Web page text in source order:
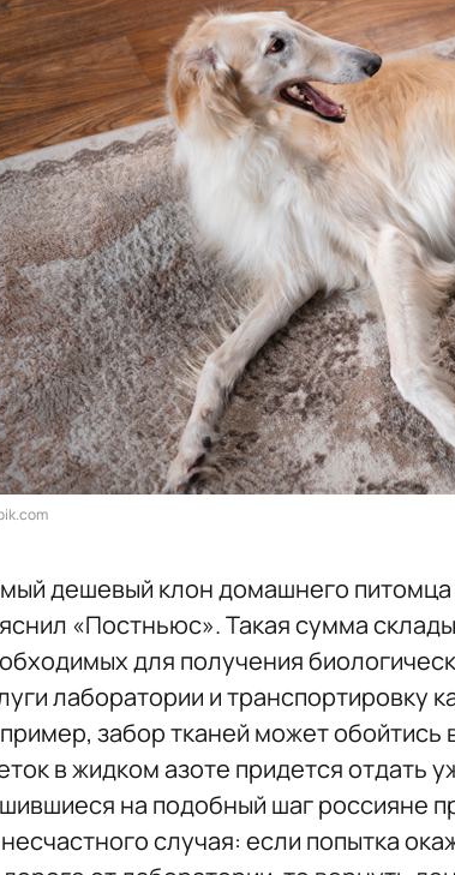
дешевый клон домашнего
«Постньюс». Такая сумма
для получения
лаборатории и транспортировку
забор тканей может обойтись
в жидком азоте придется отдать
на подобный шаг россияне
случая: если попытка